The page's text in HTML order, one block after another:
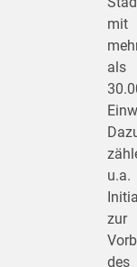
mit
als
u.a.
zur
des